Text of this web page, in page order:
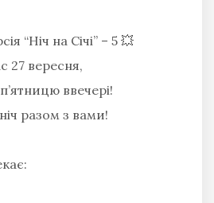
“Ніч на Січі” – 5 💥
27 вересня,
ввечері!
разом з вами!